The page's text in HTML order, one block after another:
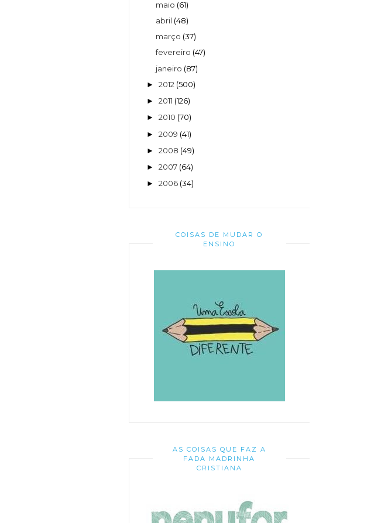
maio (61)
abril (48)
março (37)
fevereiro (47)
janeiro (87)
► 2012 (500)
► 2011 (126)
► 2010 (70)
► 2009 (41)
► 2008 (49)
► 2007 (64)
► 2006 (34)
COISAS DE MUDAR O
ENSINO
AS COISAS QUE FAZ A
FADA MADRINHA
CRISTIANA